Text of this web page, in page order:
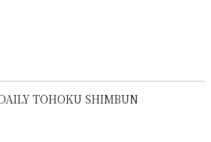
TOHOKU SHIMBUN